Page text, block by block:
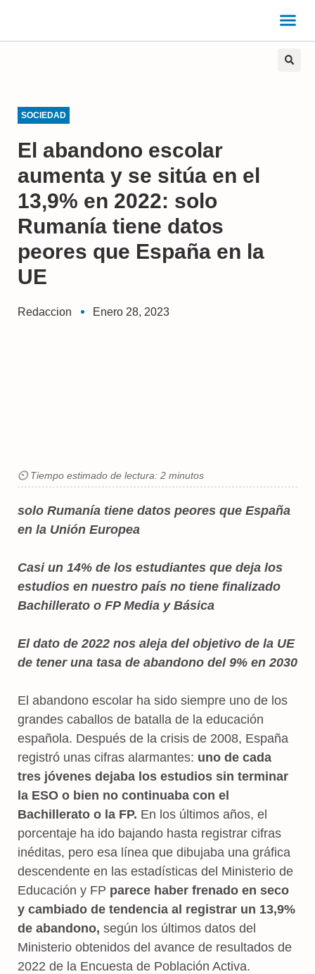
SOCIEDAD
El abandono escolar
aumenta y se sitúa en el
13,9% en 2022: solo
Rumanía tiene datos
peores que España en la
UE
Redaccion Enero 28, 2023
⏲ Tiempo estimado de lectura: 2 minutos
solo Rumanía tiene datos peores que España
en la Unión Europea
Casi un 14% de los estudiantes que deja los
estudios en nuestro país no tiene finalizado
Bachillerato o FP Media y Básica
El dato de 2022 nos aleja del objetivo de la UE
de tener una tasa de abandono del 9% en 2030
El abandono escolar ha sido siempre uno de los
grandes caballos de batalla de la educación
española. Después de la crisis de 2008, España
registró unas cifras alarmantes: uno de cada
tres jóvenes dejaba los estudios sin terminar
la ESO o bien no continuaba con el
Bachillerato o la FP. En los últimos años, el
porcentaje ha ido bajando hasta registrar cifras
inéditas, pero esa línea que dibujaba una gráfica
descendente en las estadísticas del Ministerio de
Educación y FP parece haber frenado en seco
y cambiado de tendencia al registrar un 13,9%
de abandono, según los últimos datos del
Ministerio obtenidos del avance de resultados de
2022 de la Encuesta de Población Activa.